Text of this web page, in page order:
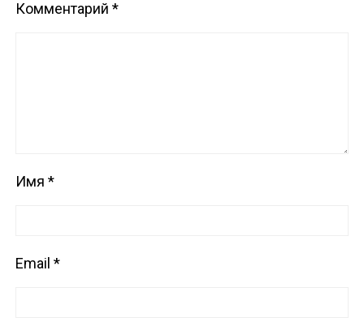
Комментарий*
Имя*
Email*